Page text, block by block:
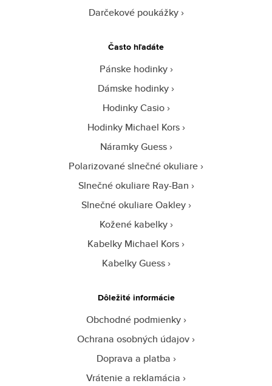
Darčekové poukážky
Často hľadáte
Pánske hodinky
Dámske hodinky
Hodinky Casio
Hodinky Michael Kors
Náramky Guess
Polarizované slnečné okuliare
Slnečné okuliare Ray-Ban
Slnečné okuliare Oakley
Kožené kabelky
Kabelky Michael Kors
Kabelky Guess
Dôležité informácie
Obchodné podmienky
Ochrana osobných údajov
Doprava a platba
Vrátenie a reklamácia